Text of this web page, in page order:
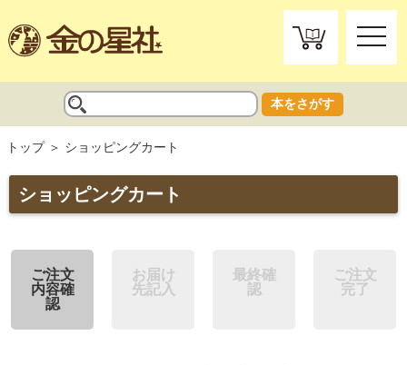
toggle
本をさがす
トップ ショッピングカート
ショッピングカート
ご注文
内容確
認
お届け
先記入
最終確
認
ご注文
完了